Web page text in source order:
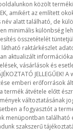
közölt
amikért az említett
alatt található, de
minimális különbség
összetételét
raktárkészlet
aktualizált
vásárlások és
JELLEGŰEK!
emberi erőforrások
termék átvétele előtt
változtatásának
a fogyasztót a
menüpontban található
szakszerű